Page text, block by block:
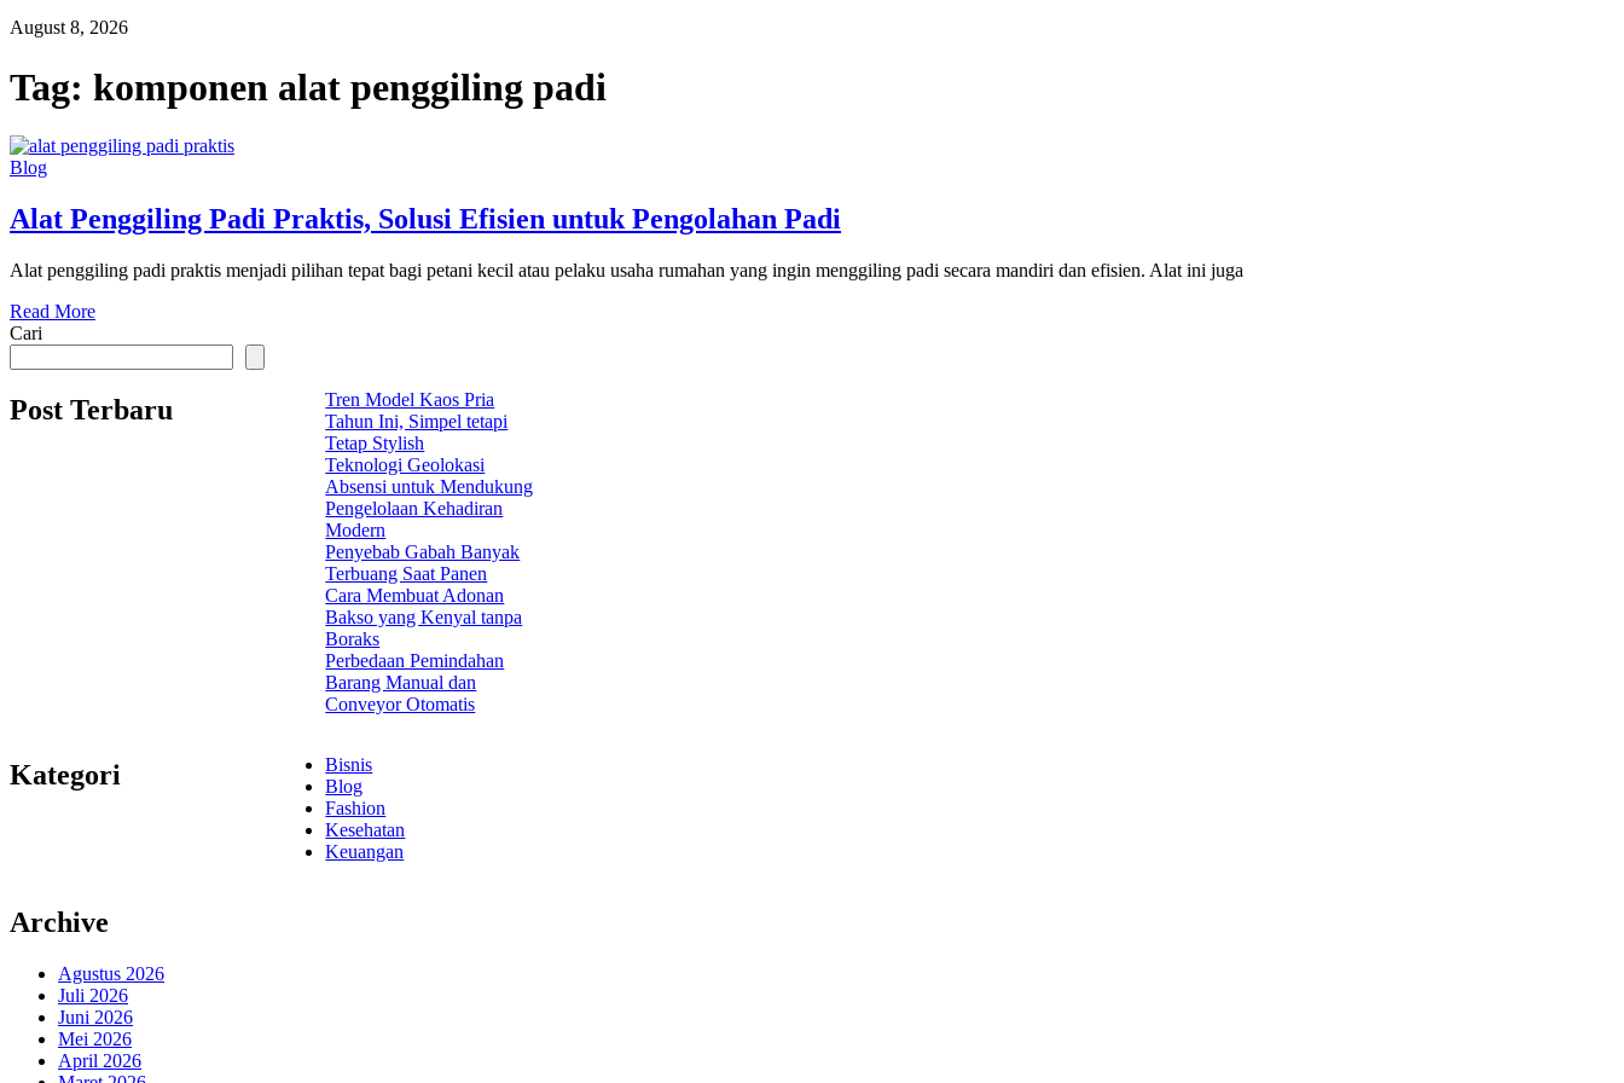
August 8, 2026
Tag: komponen alat penggiling padi
Blog
Alat Penggiling Padi Praktis, Solusi Efisien untuk Pengolahan Padi
Alat penggiling padi praktis menjadi pilihan tepat bagi petani kecil atau pelaku usaha rumahan yang ingin menggiling padi secara mandiri dan efisien. Alat ini juga
Read More
Cari
Post Terbaru
Tren Model Kaos Pria
Tahun Ini, Simpel tetapi
Tetap Stylish
Teknologi Geolokasi
Absensi untuk Mendukung
Pengelolaan Kehadiran
Modern
Penyebab Gabah Banyak
Terbuang Saat Panen
Cara Membuat Adonan
Bakso yang Kenyal tanpa
Boraks
Perbedaan Pemindahan
Barang Manual dan
Conveyor Otomatis
Kategori
Bisnis
Blog
Fashion
Kesehatan
Keuangan
Archive
Agustus 2026
Juli 2026
Juni 2026
Mei 2026
April 2026